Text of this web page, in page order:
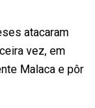
atacaram
vez, em
Malaca e pôr